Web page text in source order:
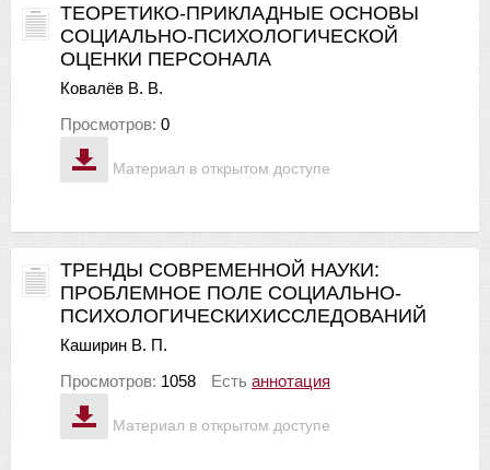
Материал в открытом доступе
ТЕОРЕТИКО-ПРИКЛАДНЫЕ ОСНОВЫ
СОЦИАЛЬНО-ПСИХОЛОГИЧЕСКОЙ
ОЦЕНКИ ПЕРСОНАЛА
Ковалёв В. В.
Просмотров: 0
Материал в открытом доступе
ТРЕНДЫ СОВРЕМЕННОЙ НАУКИ:
ПРОБЛЕМНОЕ ПОЛЕ СОЦИАЛЬНО-
ПСИХОЛОГИЧЕСКИХИССЛЕДОВАНИЙ
Каширин В. П.
Просмотров: 1058 Есть аннотация